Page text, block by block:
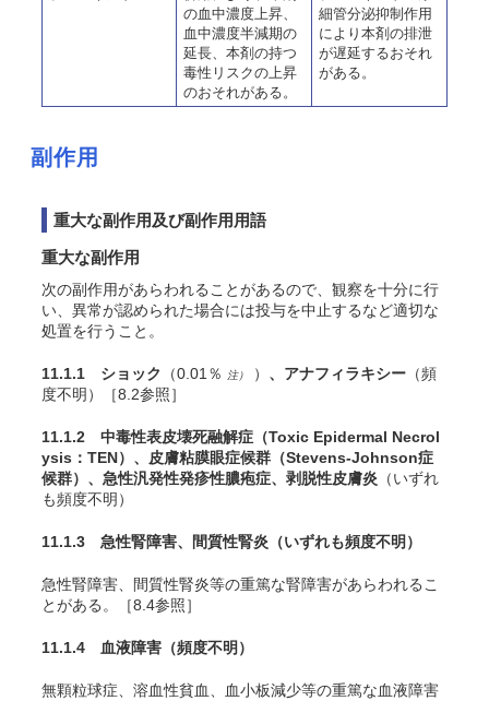
の血中濃度上昇、
血中濃度半減期の
延長、本剤の持つ
毒性リスクの上昇
のおそれがある。
細管分泌抑制作用
により本剤の排泄
が遅延するおそれ
がある。
副作用
重大な副作用及び副作用用語
重大な副作用
次の副作用があらわれることがあるので、観察を十分に行
い、異常が認められた場合には投与を中止するなど適切な
処置を行うこと 。
11.1.1 ショック （0.01％ 注） ） 、アナフィラキシー （頻
度不明）［8.2参照］
11.1.2 中毒性表皮壊死融解症（Toxic Epidermal Necrol
ysis：TEN）、皮膚粘膜眼症候群（Stevens-Johnson症
候群）、急性汎発性発疹性膿疱症、剥脱性皮膚炎 （いずれ
も頻度不明）
11.1.3 急性腎障害、間質性腎炎 （いずれも頻度不明）
急性腎障害、間質性腎炎等の重篤な腎障害があらわれるこ
とがある。［8.4参照］
11.1.4 血液障害 （頻度不明）
無顆粒球症、溶血性貧血、血小板減少等の重篤な血液障害